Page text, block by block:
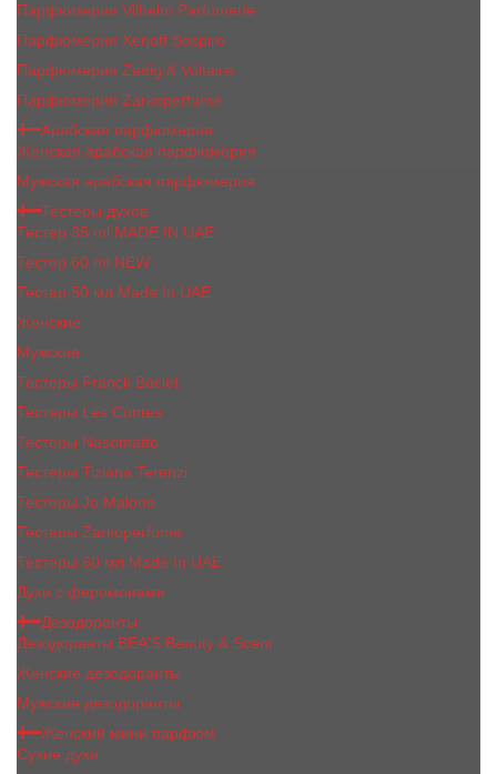
Парфюмерия Vilhelm Parfumerie
Парфюмерия Xerjoff Sospiro
Парфюмерия Zadig & Voltaire
Парфюмерия Zarkoperfume
Арабская парфюмерия
Женская арабская парфюмерия
Мужская арабская парфюмерия
Тестеры духов
Тестер 35 ml MADE IN UAE
Тестер 60 ml NEW
Тестер 50 мл Made In UAE
Женские
Мужские
Тестеры Franck Boclet
Тестеры Les Contes
Тестеры Nasomatto
Тестеры Tiziana Terenzi
Тестеры Jо Malоnе
Тестеры Zarkoperfume
Тестеры 60 мл Made In UAE
Духи с феромонами
Дезодоранты
Дезодоранты BEA'S Beauty & Scent
Женские дезодоранты
Мужские дезодоранты
Женский мини парфюм
Сухие духи